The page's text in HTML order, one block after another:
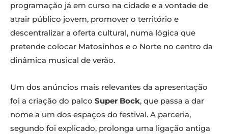
programação já em curso na cidade e a vontade de
atrair público jovem, promover o território e
descentralizar a oferta cultural, numa lógica que
pretende colocar Matosinhos e o Norte no centro da
dinâmica musical de verão.
Um dos anúncios mais relevantes da apresentação
foi a criação do palco Super Bock, que passa a dar
nome a um dos espaços do festival. A parceria,
segundo foi explicado, prolonga uma ligação antiga